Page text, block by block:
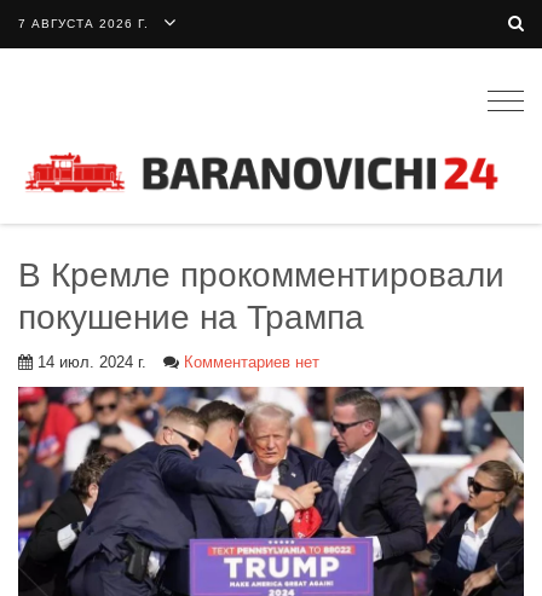
7 АВГУСТА 2026 Г.
В Кремле прокомментировали
покушение на Трампа
14 июл. 2024 г. Комментариев нет